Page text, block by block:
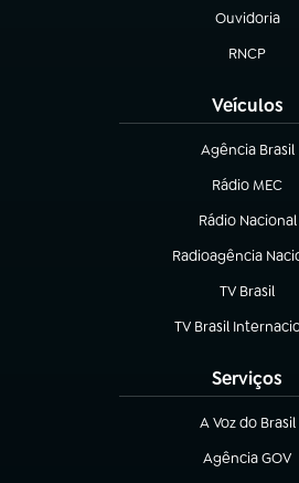
Ouvidoria
(abre em
RNCP
(abre em
Veículos
Agência Brasil
(abre em nova
Rádio MEC
Rádio Nacional
(abre em nova
Radioagência
(abre em nova aba)
TV Brasil
(abre em
TV Brasil
(abre em nova
Serviços
A Voz do Brasil
(abre em nova
Agência GOV
(abre em nova